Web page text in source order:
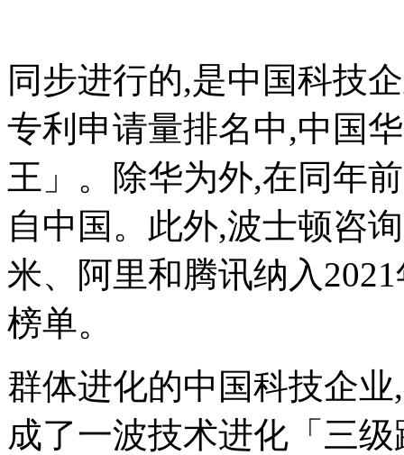
同步进行的,是中国科技
专利申请量排名中,中国
王」。除华为外,在同年
自中国。此外,波士顿咨
米、阿里和腾讯纳入
榜单。
群体进化的中国科技企
成了一波技术进化「三